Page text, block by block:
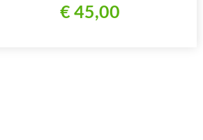
€ 45,00